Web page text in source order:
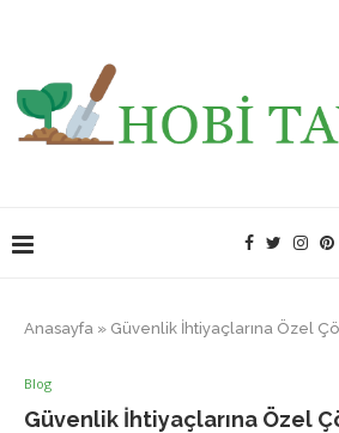
Anasayfa » Güvenlik İhtiyaçlarına Özel
Blog
Güvenlik İhtiyaçlarına Özel